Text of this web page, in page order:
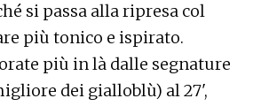
si passa alla ripresa col
più tonico e ispirato.
più in là dalle segnature
dei gialloblù) al 27',